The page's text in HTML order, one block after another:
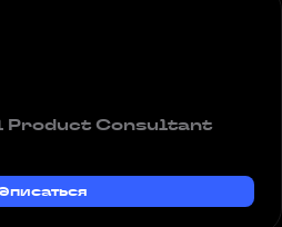
Product Consultant